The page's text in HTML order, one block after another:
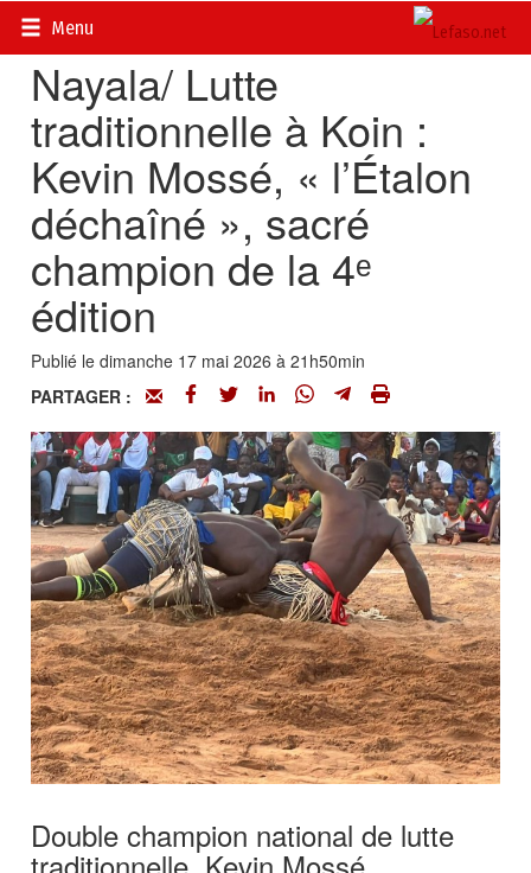
Menu
Accueil>
Nayala/ Lutte
traditionnelle à Koin :
Kevin Mossé, « l’Étalon
déchaîné », sacré
champion de la 4ᵉ
édition
Publié le dimanche 17 mai 2026 à 21h50min
PARTAGER :
Double champion national de lutte